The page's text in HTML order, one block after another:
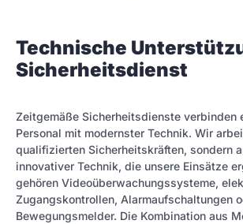
Technische
Sicherheitsdienst
Zeitgemäße Sicherheitsdienste verbinden
Personal mit modernster Technik. Wir
qualifizierten Sicherheitskräften, sondern
innovativer Technik, die unsere Einsätze
gehören Videoüberwachungssysteme,
Zugangskontrollen, Alarmaufschaltungen
Bewegungsmelder. Die Kombination aus